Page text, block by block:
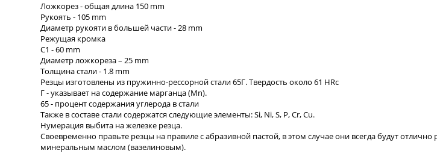
Ложкорез - общая длина 150 mm
Рукоять - 105 mm
Диаметр рукояти в большей части - 28 mm
Режущая кромка
С1 - 60 mm
Диаметр ложкореза – 25 mm
Толщина стали - 1.8 mm
Резцы изготовлены из пружинно-рессорной стали 65Г. Твердость около 61 HRc
Г - указывает на содержание марганца (Mn).
65 - процент содержания углерода в стали
Также в составе стали содержатся следующие элементы: Si, Ni, S, P, Cr, Cu.
Нумерация выбита на железке резца.
Своевременно правьте резцы на правиле с абразивной пастой, в этом случае они всегда будут
минеральным маслом (вазелиновым).